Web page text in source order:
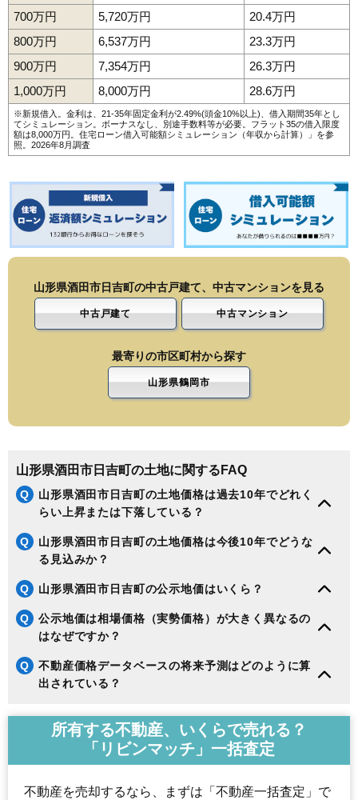
700万円
5,720万円
20.4万円
800万円
6,537万円
23.3万円
900万円
7,354万円
26.3万円
1,000万円
8,000万円 28.6万円
※新規借入。金利は、21-35年固定金利が2.49%(頭金10%以上)、借入期間35年とし
てシミュレーション。ボーナスなし、別途手数料等が必要。フラット35の借入限度
額は8,000万円。 住宅ローン借入可能額シミュレーション（年収から計算）
」を参
照。2026年8月調査
山形県酒田市日吉町の中古戸建て、中古マンションを見る
中古戸建て 中古マンション
最寄りの市区町村から探す
山形県鶴岡市
山形県酒田市日吉町の土地に関するFAQ
Q
山形県酒田市日吉町の土地価格は過去10年でどれく
らい上昇または下落している？
Q
山形県酒田市日吉町の土地価格は今後10年でどうな
る見込みか？
Q 山形県酒田市日吉町の公示地価はいくら？
Q
公示地価は相場価格（実勢価格）が大きく異なるの
はなぜですか？
Q
不動産価格データベースの将来予測はどのように算
出されている？
所有する不動産、いくらで売れる？
「リビンマッチ」一括査定
不動産を売却するなら、まずは「不動産一括査定」で